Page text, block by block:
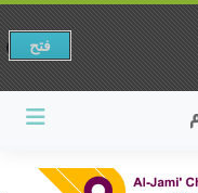
فتح